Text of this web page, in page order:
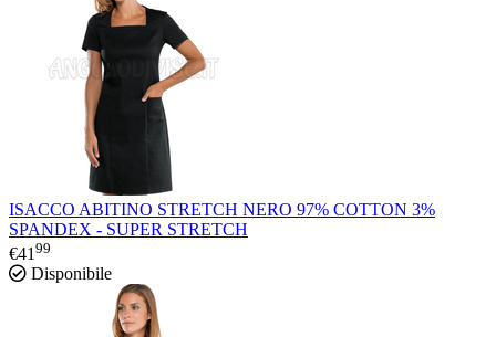
ISACCO ABITINO STRETCH NERO 97% COTTON 3%
SPANDEX - SUPER STRETCH
€4199
Disponibile